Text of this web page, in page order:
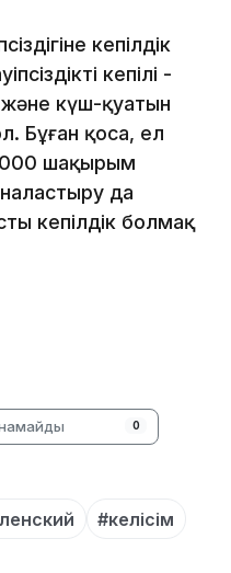
кепілдік
кепілі -
күш-қуатын
Бұған қоса, ел
шақырым
да
кепілдік болмақ
0
#келісім